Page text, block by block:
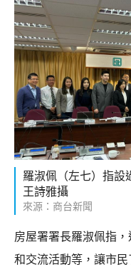
羅淑佩（左七）指
王詩雅攝
來源：商台新聞
房屋署署長羅淑佩指，
和交流活動等，讓市